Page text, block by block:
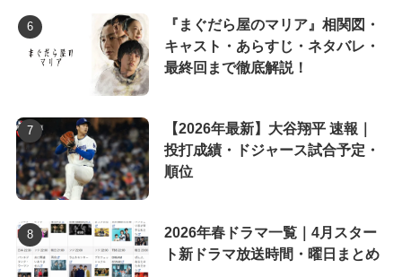
『まぐだら屋のマリア』相関図・
キャスト・あらすじ・ネタバレ・
最終回まで徹底解説！
【2026年最新】大谷翔平 速報｜
投打成績・ドジャース試合予定・
順位
2026年春ドラマ一覧｜4月スター
ト新ドラマ放送時間・曜日まとめ